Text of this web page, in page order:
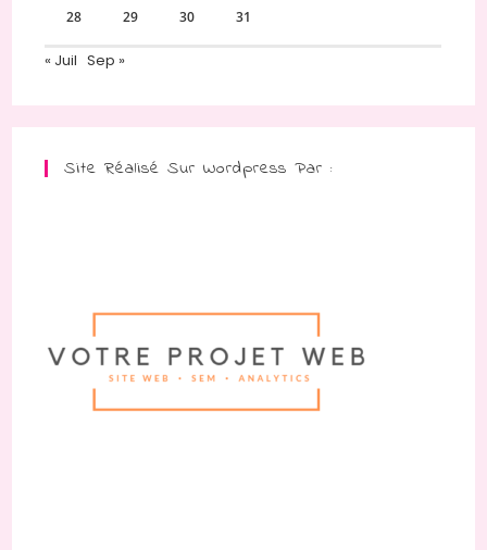
28 29 30 31
« Juil Sep »
Site Réalisé Sur Wordpress Par :